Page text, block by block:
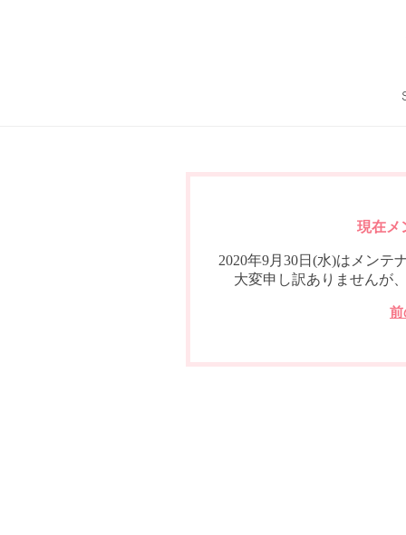
現在メ
2020年9月30日(水)はメンテ
大変申し訳ありませんが
前